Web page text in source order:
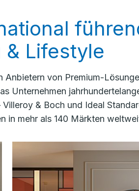
& Lifestyle
von Premium-
Unternehmen
& Boch und Ideal
in mehr als 140 Märkten